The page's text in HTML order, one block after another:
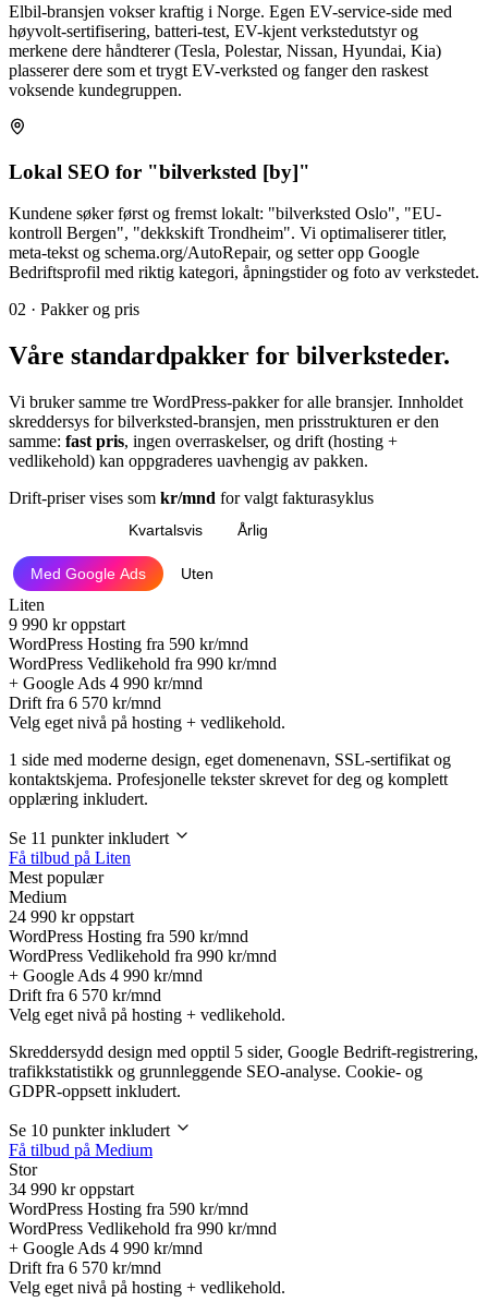
Elbil-bransjen vokser kraftig i Norge. Egen EV-service-side med
høyvolt-sertifisering, batteri-test, EV-kjent verkstedutstyr og
merkene dere håndterer (Tesla, Polestar, Nissan, Hyundai, Kia)
plasserer dere som et trygt EV-verksted og fanger den raskest
voksende kundegruppen.
Lokal SEO for "bilverksted [by]"
Kundene søker først og fremst lokalt: "bilverksted Oslo", "EU-
kontroll Bergen", "dekkskift Trondheim". Vi optimaliserer titler,
meta-tekst og schema.org/AutoRepair, og setter opp Google
Bedriftsprofil med riktig kategori, åpningstider og foto av verkstedet.
02 · Pakker og pris
Våre standardpakker for bilverksteder.
Vi bruker samme tre WordPress-pakker for alle bransjer. Innholdet
skreddersys for bilverksted-bransjen, men prisstrukturen er den
samme: fast pris, ingen overraskelser, og drift (hosting +
vedlikehold) kan oppgraderes uavhengig av pakken.
Drift-priser vises som kr/mnd for valgt fakturasyklus
Kvartalsvis Årlig
Med Google Ads Uten
Liten
9 990 kr oppstart
WordPress Hosting fra 590 kr/mnd
WordPress Vedlikehold fra 990 kr/mnd
+ Google Ads 4 990 kr/mnd
Drift fra 6 570 kr/mnd
Velg eget nivå på hosting + vedlikehold.
1 side med moderne design, eget domenenavn, SSL-sertifikat og
kontaktskjema. Profesjonelle tekster skrevet for deg og komplett
opplæring inkludert.
Se 11 punkter inkludert
Få tilbud på Liten
Mest populær
Medium
24 990 kr oppstart
WordPress Hosting fra 590 kr/mnd
WordPress Vedlikehold fra 990 kr/mnd
+ Google Ads 4 990 kr/mnd
Drift fra 6 570 kr/mnd
Velg eget nivå på hosting + vedlikehold.
Skreddersydd design med opptil 5 sider, Google Bedrift-registrering,
trafikkstatistikk og grunnleggende SEO-analyse. Cookie- og
GDPR-oppsett inkludert.
Se 10 punkter inkludert
Få tilbud på Medium
Stor
34 990 kr oppstart
WordPress Hosting fra 590 kr/mnd
WordPress Vedlikehold fra 990 kr/mnd
+ Google Ads 4 990 kr/mnd
Drift fra 6 570 kr/mnd
Velg eget nivå på hosting + vedlikehold.